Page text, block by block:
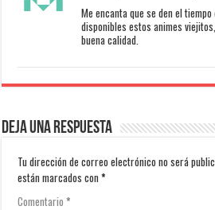
Me encanta que se den el
disponibles estos animes
buena calidad.
Deja una respuesta
Tu dirección de correo electrónico no será
están marcados con*
Comentario*